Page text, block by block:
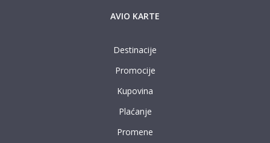
AVIO KARTE
Destinacije
Promocije
Kupovina
Plaćanje
Promene